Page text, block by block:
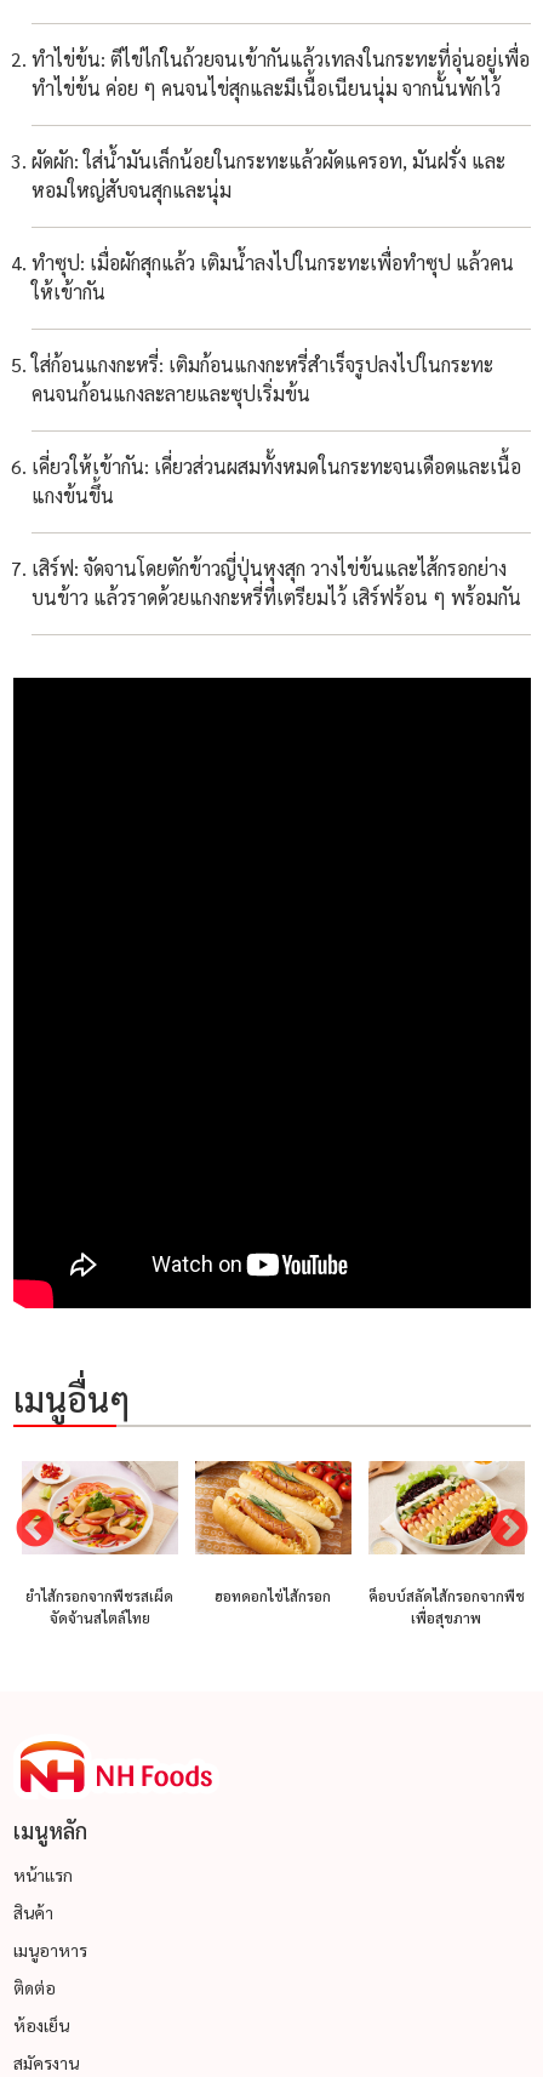
ทำไข่ข้น: ตีไข่ไก่ในถ้วยจนเข้ากันแล้วเทลงในกระทะที่อุ่นอยู่เพื่อ
ทำไข่ข้น ค่อย ๆ คนจนไข่สุกและมีเนื้อเนียนนุ่ม จากนั้นพักไว้
ผัดผัก: ใส่น้ำมันเล็กน้อยในกระทะแล้วผัดแครอท, มันฝรั่ง และ
หอมใหญ่สับจนสุกและนุ่ม
ทำซุป: เมื่อผักสุกแล้ว เติมน้ำลงไปในกระทะเพื่อทำซุป แล้วคน
ให้เข้ากัน
ใส่ก้อนแกงกะหรี่: เติมก้อนแกงกะหรี่สำเร็จรูปลงไปในกระทะ
คนจนก้อนแกงละลายและซุปเริ่มข้น
เคี่ยวให้เข้ากัน: เคี่ยวส่วนผสมทั้งหมดในกระทะจนเดือดและเนื้อ
แกงข้นขึ้น
เสิร์ฟ: จัดจานโดยตักข้าวญี่ปุ่นหุงสุก วางไข่ข้นและไส้กรอกย่าง
บนข้าว แล้วราดด้วยแกงกะหรี่ที่เตรียมไว้ เสิร์ฟร้อน ๆ พร้อมกัน
เมนูอื่นๆ
ยำไส้กรอกจากพืชรสเผ็ด
จัดจ้านสไตล์ไทย
ฮอทดอกไข่ไส้กรอก
ค็อบบ์สลัดไส้กรอกจากพืช
เพื่อสุขภาพ
เมนูหลัก
หน้าแรก
สินค้า
เมนูอาหาร
ติดต่อ
ห้องเย็น
สมัครงาน